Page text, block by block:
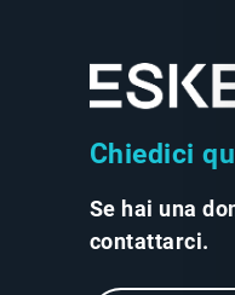
Chiedici
Se hai una
contattarci.